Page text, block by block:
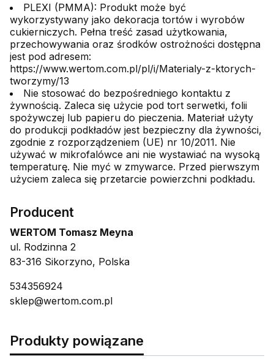
PLEXI (PMMA): Produkt może być
wykorzystywany jako dekoracja tortów i wyrobów
cukierniczych. Pełna treść zasad użytkowania,
przechowywania oraz środków ostrożności dostępna
jest pod adresem:
https://www.wertom.com.pl/pl/i/Materialy-z-ktorych-
tworzymy/13
Nie stosować do bezpośredniego kontaktu z
żywnością. Zaleca się użycie pod tort serwetki, folii
spożywczej lub papieru do pieczenia. Materiał użyty
do produkcji podkładów jest bezpieczny dla żywności,
zgodnie z rozporządzeniem (UE) nr 10/2011. Nie
używać w mikrofalówce ani nie wystawiać na wysoką
temperaturę. Nie myć w zmywarce. Przed pierwszym
użyciem zaleca się przetarcie powierzchni podkładu.
Producent
WERTOM Tomasz Meyna
ul. Rodzinna 2
83-316 Sikorzyno, Polska
534356924
sklep@wertom.com.pl
Produkty powiązane